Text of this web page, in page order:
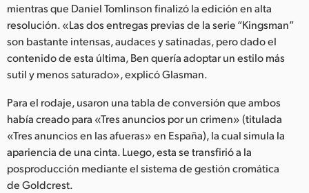
mientras que Daniel Tomlinson finalizó la edición en alta
resolución. «Las dos entregas previas de la serie “Kingsman”
son bastante intensas, audaces y satinadas, pero dado el
contenido de esta última, Ben quería adoptar un estilo más
sutil y menos saturado», explicó Glasman.
Para el rodaje, usaron una tabla de conversión que ambos
había creado para «Tres anuncios por un crimen» (titulada
«Tres anuncios en las afueras» en España), la cual simula la
apariencia de una cinta. Luego, esta se transfirió a la
posproducción mediante el sistema de gestión cromática
de Goldcrest.